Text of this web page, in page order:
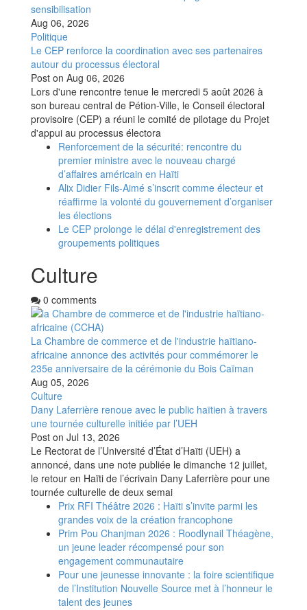
sensibilisation
Aug 06, 2026
Politique
Le CEP renforce la coordination avec ses partenaires
autour du processus électoral
Post on Aug 06, 2026
Lors d'une rencontre tenue le mercredi 5 août 2026 à
son bureau central de Pétion-Ville, le Conseil électoral
provisoire (CEP) a réuni le comité de pilotage du Projet
d'appui au processus électora
Renforcement de la sécurité: rencontre du
premier ministre avec le nouveau chargé
d’affaires américain en Haïti
Alix Didier Fils-Aimé s’inscrit comme électeur et
réaffirme la volonté du gouvernement d’organiser
les élections
Le CEP prolonge le délai d'enregistrement des
groupements politiques
Culture
0 comments
La Chambre de commerce et de l'industrie haïtiano-
africaine annonce des activités pour commémorer le
235e anniversaire de la cérémonie du Bois Caïman
Aug 05, 2026
Culture
Dany Laferrière renoue avec le public haïtien à travers
une tournée culturelle initiée par l’UEH
Post on Jul 13, 2026
Le Rectorat de l’Université d’État d’Haïti (UEH) a
annoncé, dans une note publiée le dimanche 12 juillet,
le retour en Haïti de l’écrivain Dany Laferrière pour une
tournée culturelle de deux semai
Prix RFI Théâtre 2026 : Haïti s’invite parmi les
grandes voix de la création francophone
Prim Pou Chanjman 2026 : Roodlynail Théagène,
un jeune leader récompensé pour son
engagement communautaire
Pour une jeunesse innovante : la foire scientifique
de l’Institution Nouvelle Source met à l’honneur le
talent des jeunes